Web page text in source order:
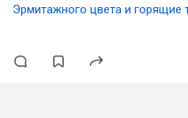
Эрмитажного цвета и горящие